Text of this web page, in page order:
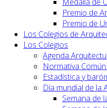
Premio de
Premio de
Los Colegios de
Los Colegios
Agenda
Normativa
Estadística y
Día mundial de la
Semana de